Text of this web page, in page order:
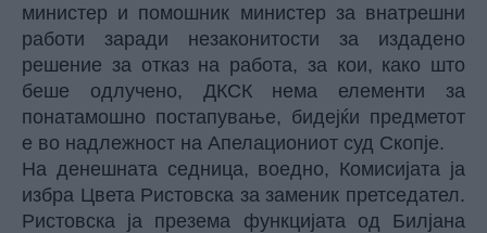
министер и помошник министер за внатрешни
работи заради незаконитости за издадено
решение за отказ на работа, за кои, како што
беше одлучено, ДКСК нема елементи за
понатамошно постапување, бидејќи предметот
е во надлежност на Апелациониот суд Скопје.
На денешната седница, воедно, Комисијата ја
избра Цвета Ристовска за заменик претседател.
Ристовска ја презема функцијата од Билјана